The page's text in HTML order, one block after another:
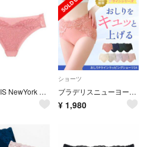
BRADELIS NewYork ブラデリスニューヨーク ナオミスタイルパンティ24A3 L ピンク レース
ショーツ
ブラデリスニューヨーク おしりPラインラッピングショーツ24 L コーラル ハイウエスト ブラデリス
¥ 1,980